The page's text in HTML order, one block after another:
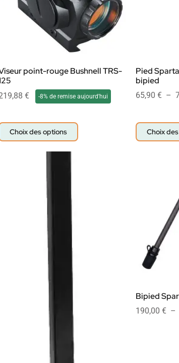
point-rouge Bushnell TRS-
€ -8% de remise aujourd'hui
Choix des options
Pied
bipied
65,90€ –
Choix
Bipied
190,00€ –